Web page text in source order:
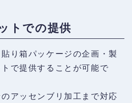
トでの提供
り箱パッケージの企画・製
で提供することが可能で
アッセンブリ加工まで対応